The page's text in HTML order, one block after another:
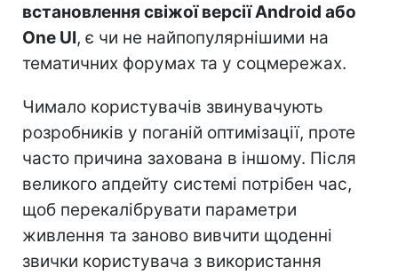
встановлення свіжої версії Android або
One UI, є чи не найпопулярнішими на
тематичних форумах та у соцмережах.
Чимало користувачів звинувачують
розробників у поганій оптимізації, проте
часто причина захована в іншому. Після
великого апдейту системі потрібен час,
щоб перекалібрувати параметри
живлення та заново вивчити щоденні
звички користувача з використання